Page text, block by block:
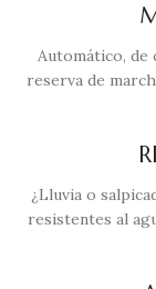
Automático, de
reserva de
¿Lluvia o
resistentes al